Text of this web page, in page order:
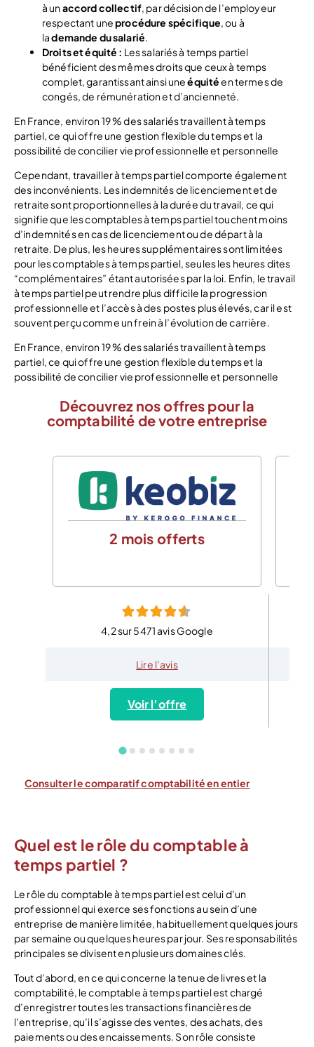
à unaccord collectif, par décision de l’employeur
respectant uneprocédure spécifique, ou à
lademande du salarié.
Droits et équité : Les salariés à temps partiel
bénéficient des mêmes droits que ceux à temps
complet, garantissant ainsi uneéquitéen termes de
congés, de rémunération et d’ancienneté.
En France, environ 19 % des salariés travaillent à temps
partiel, ce qui offre une gestion flexible du temps et la
possibilité de concilier vie professionnelle et personnelle
Cependant, travailler à temps partiel comporte également
des inconvénients. Les indemnités de licenciement et de
retraite sont proportionnelles à la durée du travail, ce qui
signifie que les comptables à temps partiel touchent moins
d’indemnités en cas de licenciement ou de départ à la
retraite. De plus, les heures supplémentaires sont limitées
pour les comptables à temps partiel, seules les heures dites
“complémentaires” étant autorisées par la loi. Enfin, le travail
à temps partiel peut rendre plus difficile la progression
professionnelle et l’accès à des postes plus élevés, car il est
souvent perçu comme un frein à l’évolution de carrière.
En France, environ 19 % des salariés travaillent à temps
partiel, ce qui offre une gestion flexible du temps et la
possibilité de concilier vie professionnelle et personnelle
Découvrez nos offres pour la
comptabilité de votre entreprise
2 mois offerts
4,2 sur 5471 avis Google
Lire l’avis
Voir l’offre
Consulter le comparatif comptabilité en entier
Quel est le rôle du comptable à
temps partiel ?
Le rôle du comptable à temps partiel est celui d’un
professionnel qui exerce ses fonctions au sein d’une
entreprise de manière limitée, habituellement quelques jours
par semaine ou quelques heures par jour. Ses responsabilités
principales se divisent en plusieurs domaines clés.
Tout d’abord, en ce qui concerne la tenue de livres et la
comptabilité, le comptable à temps partiel est chargé
d’enregistrer toutes les transactions financières de
l’entreprise, qu’il s’agisse des ventes, des achats, des
paiements ou des encaissements. Son rôle consiste